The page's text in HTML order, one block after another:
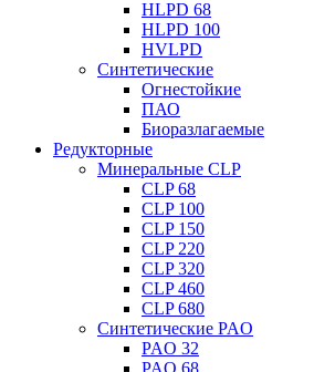
HLPD 68
HLPD 100
HVLPD
Синтетические
Огнестойкие
ПАО
Биоразлагаемые
Редукторные
Минеральные CLP
CLP 68
CLP 100
CLP 150
CLP 220
CLP 320
CLP 460
CLP 680
Синтетические PAO
PAO 32
PAO 68